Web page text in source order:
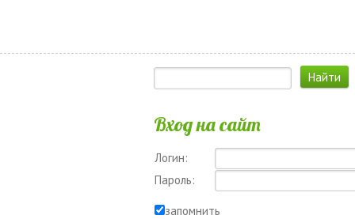
Вход на сайт
Логин:
Пароль:
запомнить